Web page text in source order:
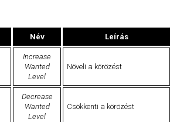
Név Leírás
Increase
Wanted
Level
Növeli a körözést
Decrease
Wanted
Level
Csökkenti a körözést